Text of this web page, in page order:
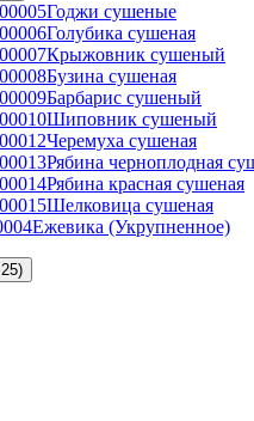
Годжи сушеные
Голубика сушеная
Крыжовник сушеный
Бузина сушеная
Барбарис сушеный
Шиповник сушеный
Черемуха сушеная
Рябина черноплодная
Рябина красная сушеная
Шелковица сушеная
Ежевика (Укрупненное)